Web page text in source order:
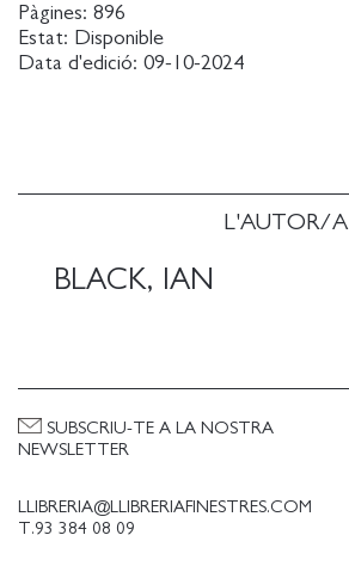
L'AUTOR/A
BLACK, IAN
Pàgines: 896
Estat: Disponible
Data d'edició: 09-10-2024
LLIBRERIA@LLIBRERIAFINESTRES.COM
T.93 384 08 09
SUBSCRIU-TE A LA NOSTRA
NEWSLETTER